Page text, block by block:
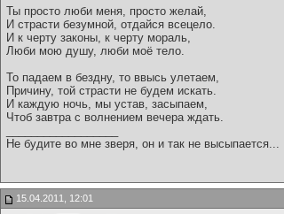
Ты просто люби меня, просто желай,
И страсти безумной, отдайся всецело.
И к черту законы, к черту мораль,
Люби мою душу, люби моё тело.
То падаем в бездну, то ввысь улетаем,
Причину, той страсти не будем искать.
И каждую ночь, мы устав, засыпаем,
Чтоб завтра с волнением вечера ждать.
Не будите во мне зверя, он и так не высыпается...
15.04.2011, 12:01